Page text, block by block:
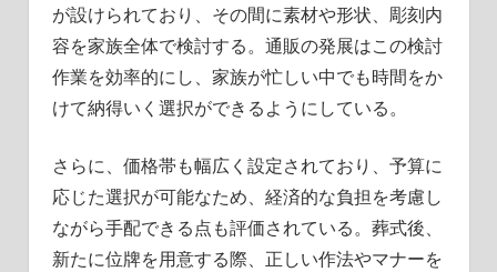
が設けられており、その間に素材や形状、彫刻内
容を家族全体で検討する。通販の発展はこの検討
作業を効率的にし、家族が忙しい中でも時間をか
けて納得いく選択ができるようにしている。
さらに、価格帯も幅広く設定されており、予算に
応じた選択が可能なため、経済的な負担を考慮し
ながら手配できる点も評価されている。葬式後、
新たに位牌を用意する際、正しい作法やマナーを